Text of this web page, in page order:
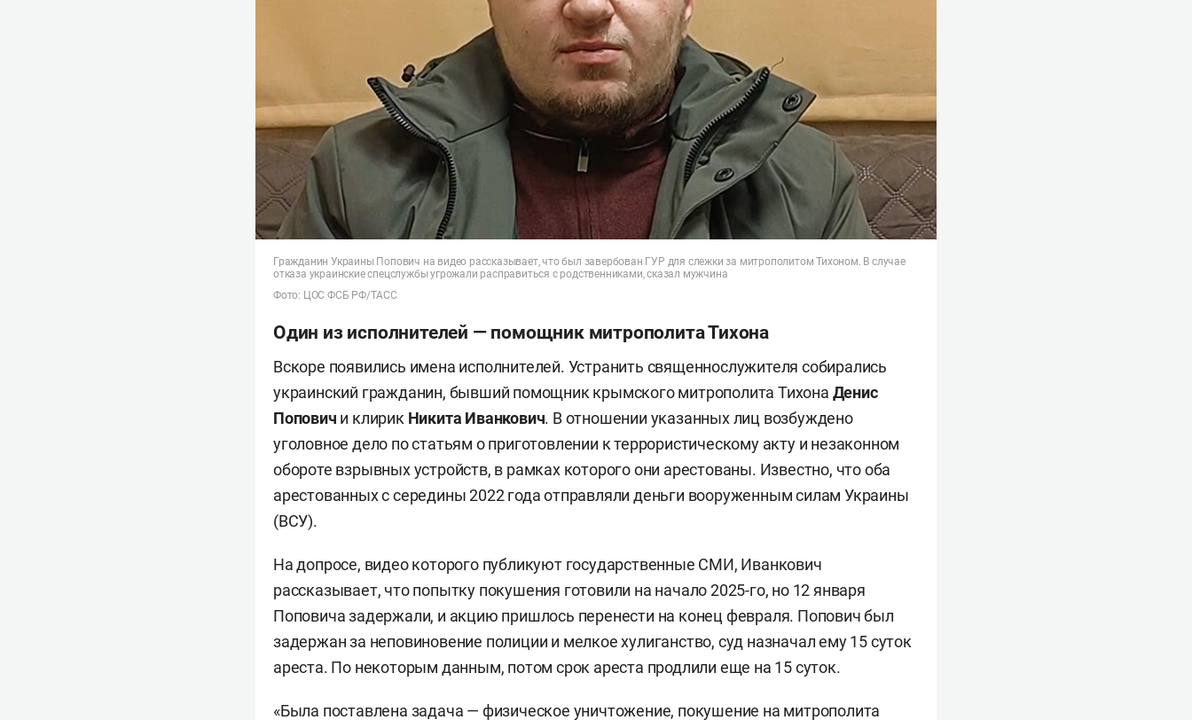
Гражданин Украины Попович на видео рассказывает, что был завербован ГУР для слежки за митрополитом Тихоном. В случае
отказа украинские спецслужбы угрожали расправиться с родственниками, сказал мужчина
Фото: ЦОС ФСБ РФ/ТАСС
Один из исполнителей — помощник митрополита Тихона
Вскоре появились имена исполнителей. Устранить священнослужителя собирались
украинский гражданин, бывший помощник крымского митрополита Тихона Денис
Попович и клирик Никита Иванкович. В отношении указанных лиц возбуждено
уголовное дело по статьям о приготовлении к террористическому акту и незаконном
обороте взрывных устройств, в рамках которого они арестованы. Известно, что оба
арестованных с середины 2022 года отправляли деньги вооруженным силам Украины
(ВСУ).
На допросе, видео которого публикуют государственные СМИ, Иванкович
рассказывает, что попытку покушения готовили на начало 2025-го, но 12 января
Поповича задержали, и акцию пришлось перенести на конец февраля. Попович был
задержан за неповиновение полиции и мелкое хулиганство, суд назначал ему 15 суток
ареста. По некоторым данным, потом срок ареста продлили еще на 15 суток.
«Была поставлена задача — физическое уничтожение, покушение на митрополита